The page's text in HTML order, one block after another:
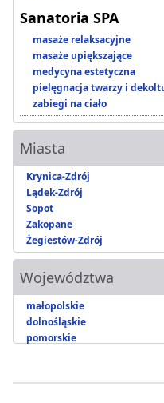
Sanatoria SPA
masaże relaksacyjne
masaże upiększające
medycyna estetyczna
pielęgnacja twarzy i
zabiegi na ciało
Miasta
Krynica-Zdrój
Lądek-Zdrój
Sopot
Zakopane
Żegiestów-Zdrój
Województwa
małopolskie
dolnośląskie
pomorskie